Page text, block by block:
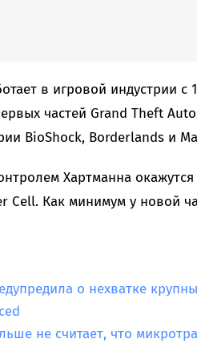
в игровой индустрии с
частей Grand Theft
BioShock, Borderlands и
Хартманна
Cell. Как минимум у новой
о нехватке
не считает, что